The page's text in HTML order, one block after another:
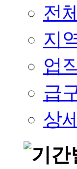
전
지
업
급
상